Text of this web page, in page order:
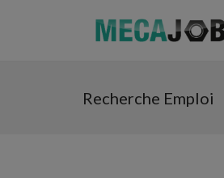
Recherche Emploi